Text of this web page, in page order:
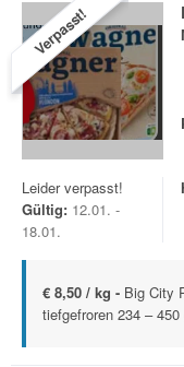
Verpasst!
Leider verpasst!
Gültig: 12.01. -
18.01.
€ 8,50 / kg - Big City
tiefgefroren 234 –